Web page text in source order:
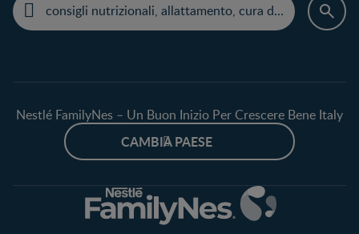
Nestlé FamilyNes – Un Buon Inizio Per Crescere Bene Italy
CAMBIA PAESE